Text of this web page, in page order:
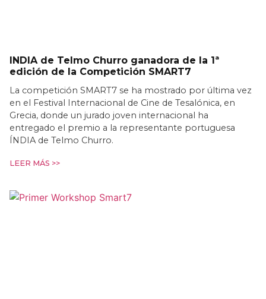
INDIA de Telmo Churro ganadora de la 1ª
edición de la Competición SMART7
La competición SMART7 se ha mostrado por última vez
en el Festival Internacional de Cine de Tesalónica, en
Grecia, donde un jurado joven internacional ha
entregado el premio a la representante portuguesa
ÍNDIA de Telmo Churro.
LEER MÁS >>